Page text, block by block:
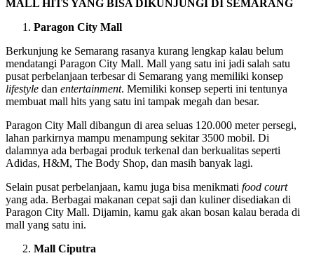
MALL HITS YANG BISA DIKUNJUNGI DI SEMARANG
Paragon City Mall
Berkunjung ke Semarang rasanya kurang lengkap kalau belum
mendatangi Paragon City Mall. Mall yang satu ini jadi salah satu
pusat perbelanjaan terbesar di Semarang yang memiliki konsep
lifestyle dan entertainment. Memiliki konsep seperti ini tentunya
membuat mall hits yang satu ini tampak megah dan besar.
Paragon City Mall dibangun di area seluas 120.000 meter persegi,
lahan parkirnya mampu menampung sekitar 3500 mobil. Di
dalamnya ada berbagai produk terkenal dan berkualitas seperti
Adidas, H&M, The Body Shop, dan masih banyak lagi.
Selain pusat perbelanjaan, kamu juga bisa menikmati food court
yang ada. Berbagai makanan cepat saji dan kuliner disediakan di
Paragon City Mall. Dijamin, kamu gak akan bosan kalau berada di
mall yang satu ini.
Mall Ciputra